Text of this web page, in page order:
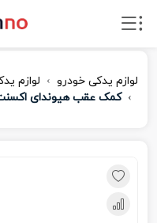
لوازم یدکی خودرو
لوازم
کمک عقب هیوندای